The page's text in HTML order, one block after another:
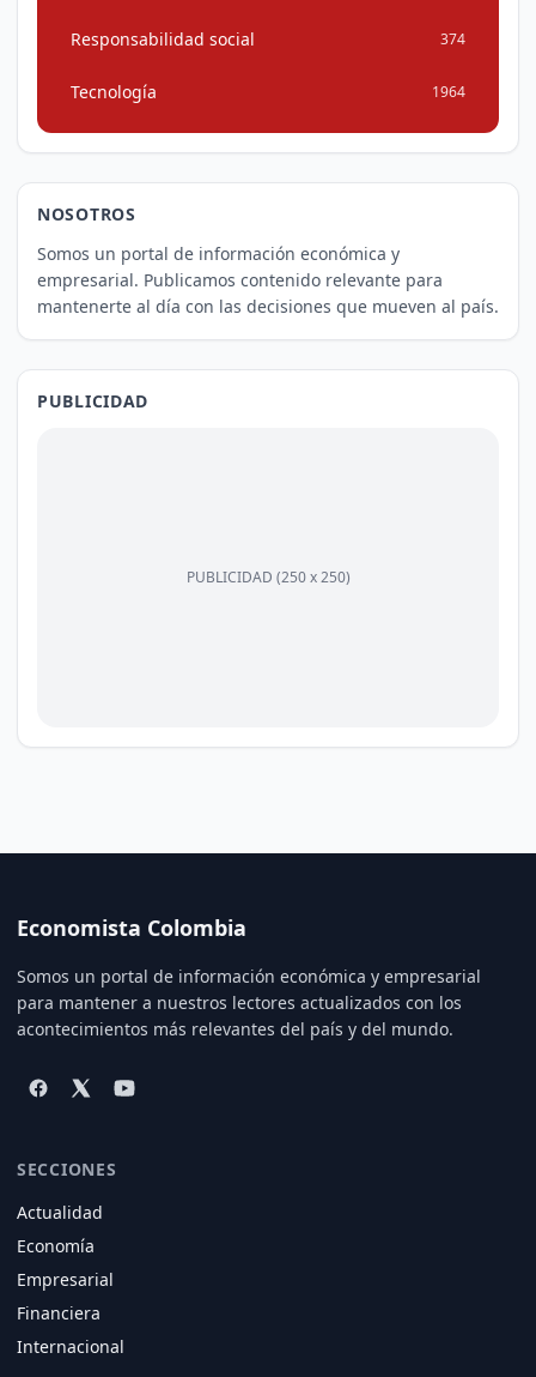
Responsabilidad social 374
Tecnología 1964
NOSOTROS
Somos un portal de información económica y
empresarial. Publicamos contenido relevante para
mantenerte al día con las decisiones que mueven al país.
PUBLICIDAD
PUBLICIDAD (250 x 250)
Economista Colombia
Somos un portal de información económica y empresarial
para mantener a nuestros lectores actualizados con los
acontecimientos más relevantes del país y del mundo.
SECCIONES
Actualidad
Economía
Empresarial
Financiera
Internacional